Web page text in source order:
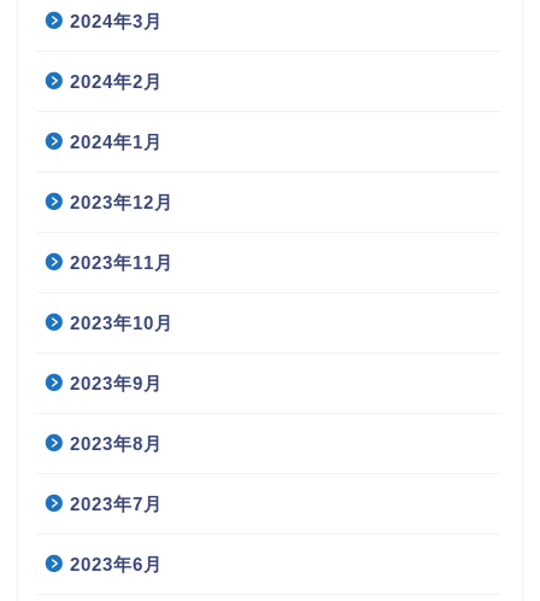
2024年3月
2024年2月
2024年1月
2023年12月
2023年11月
2023年10月
2023年9月
2023年8月
2023年7月
2023年6月